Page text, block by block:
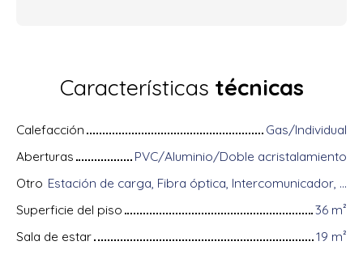
Características técnicas
Calefacción
Gas/Individual
Aberturas
PVC/Aluminio/Doble acristalamiento
Otro
Estación de carga, Fibra óptica, Intercomunicador, Almacenamiento de bicicletas, Puerta blindada, Videófono
Superficie del piso
36 m²
Sala de estar
19 m²